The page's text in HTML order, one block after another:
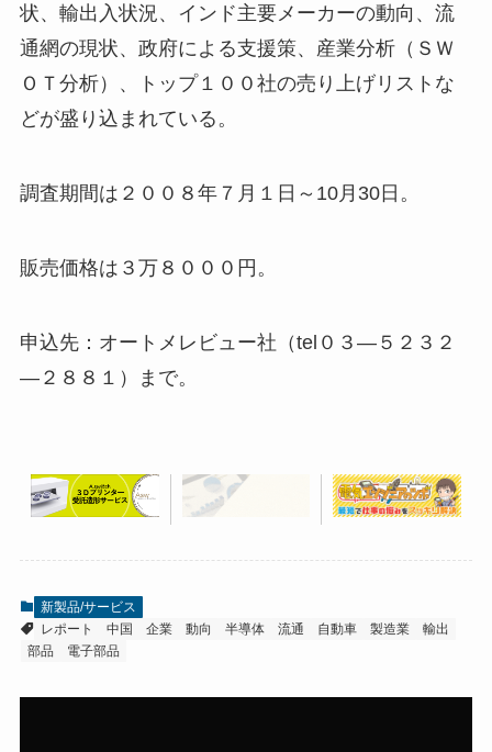
状、輸出入状況、インド主要メーカーの動向、流
通網の現状、政府による支援策、産業分析（ＳＷ
ＯＴ分析）、トップ１００社の売り上げリストな
どが盛り込まれている。
調査期間は２００８年７月１日～10月30日。
販売価格は３万８０００円。
申込先：オートメレビュー社（tel０３―５２３２
―２８８１）まで。
新製品/サービス
レポート
中国 企業 動向 半導体 流通 自動車 製造業
輸出
部品
電子部品